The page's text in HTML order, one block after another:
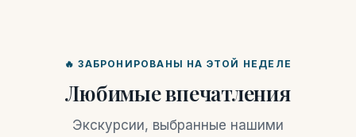
🔥 ЗАБРОНИРОВАНЫ НА ЭТОЙ НЕДЕЛЕ
Любимые впечатления
Экскурсии, выбранные нашими